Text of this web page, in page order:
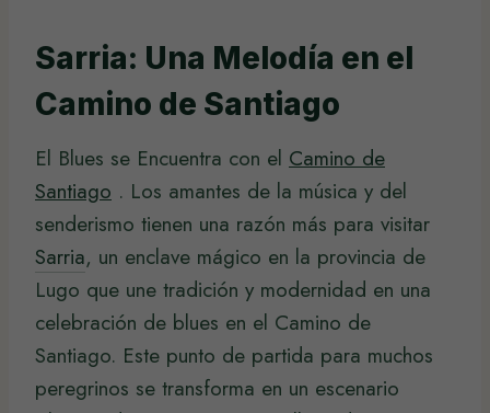
Sarria: Una Melodía en el
Camino de Santiago
El Blues se Encuentra con el Camino de
Santiago . Los amantes de la música y del
senderismo tienen una razón más para visitar
Sarria, un enclave mágico en la provincia de
Lugo que une tradición y modernidad en una
celebración de blues en el Camino de
Santiago. Este punto de partida para muchos
peregrinos se transforma en un escenario